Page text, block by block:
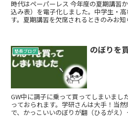
時代はペーパーレス 今年度の夏期講習から、出欠表（夏期講習申し
込み表）を電子化しました。中学生・
す。夏期講習を欠席されるときのみお知らせく
塾長ブログ のぼりを
GW中に調子に乗って買ってしまいました 江波集会所に学研さんが
っておられます。学研さんは大手！当
で、かっこいいのぼりが翻（ひるがえ）っていま